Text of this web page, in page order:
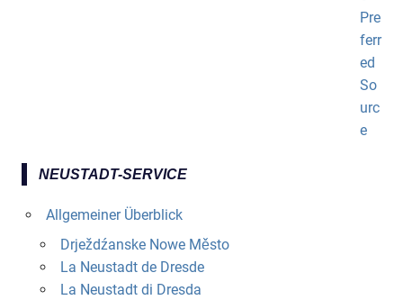
NEUSTADT-SERVICE
Allgemeiner Überblick
Drježdźanske Nowe Město
La Neustadt de Dresde
La Neustadt di Dresda